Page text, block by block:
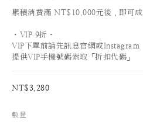
累積消費滿 NT$10,000元後，即可
・VIP 9折・
VIP下單前請先訊息官網或Instagram
提供VIP手機號碼索取「折扣代碼」
NT$3,280
數量